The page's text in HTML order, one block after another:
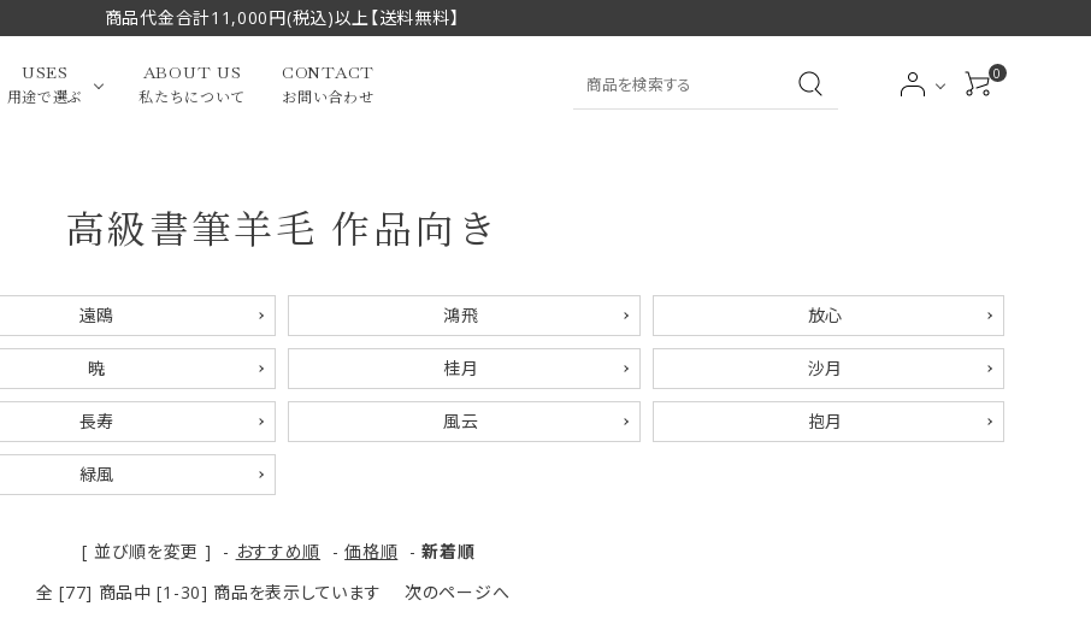
商品代金合計11,000円(税込)以上【送料無料】
作品向き）
大中筆（半切・条幅以
小筆 特大筆・珍品筆 学童用（初心者用）
限定品・セット品 オプション・その他
オプション・その他
USES
用途で選ぶ
かな 漢字
写経・御朱印 画筆・絵てがみ 前衛 大字
贈り物（限定セット）
ABOUT US
私たちについて
CONTACT
お問い合わせ
0
高級書筆羊毛 作品向き
遠鴎 鴻飛 放心
暁 桂月 沙月
長寿 風云 抱月
緑風
[ 並び順を変更 ] - おすすめ順 -価格順 -新着順
全 [77] 商品中 [1-30] 商品を表示しています
次のページへ